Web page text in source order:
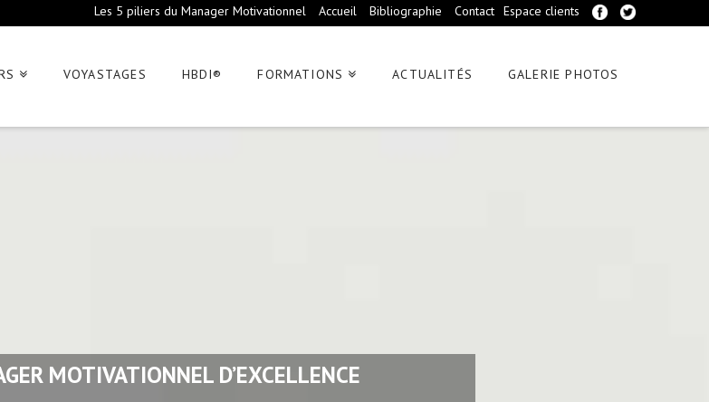
Les 5 piliers du Manager Motivationnel Accueil Bibliographie Contact Espace clients
VOYASTAGES HBDI® FORMATIONS ACTUALITÉS GALERIE PHOTOS
MOTIVATIONNEL D’EXCELLENCE